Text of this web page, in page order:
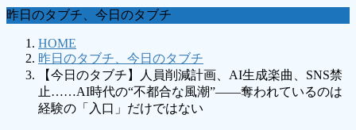
昨日のタブチ、今日のタブチ
HOME
昨日のタブチ、今日のタブチ
【今日のタブチ】人員削減計画、AI生成楽曲、SNS禁
止……AI時代の“不都合な風潮”――奪われているのは
経験の「入口」だけではない